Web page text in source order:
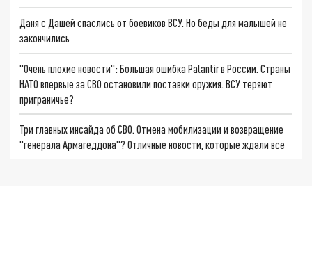
Даня с Дашей спаслись от боевиков ВСУ. Но беды для малышей не
закончились
"Очень плохие новости": Большая ошибка Palantir в России. Страны
НАТО впервые за СВО остановили поставки оружия. ВСУ теряют
приграничье?
Три главных инсайда об СВО. Отмена мобилизации и возвращение
"генерала Армагеддона"? Отличные новости, которые ждали все